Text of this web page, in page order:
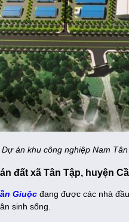
Dự án khu công nghiệp Nam
đất xã Tân Tập, huyện
Giuộc đang được các nhà
sinh sống.